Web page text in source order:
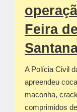
Feira
A Polícia Civil
apreendeu
maconha,
comprimidos